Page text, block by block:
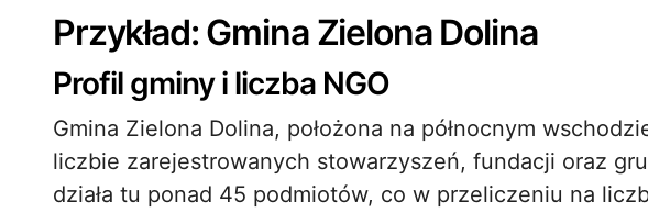
Przykład: Gmina Zielona Dolina
Profil gminy i liczba NGO
Gmina Zielona Dolina, położona na północnym
liczbie zarejestrowanych stowarzyszeń, fundacji oraz
działa tu ponad 45 podmiotów, co w przeliczeniu na